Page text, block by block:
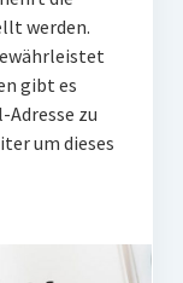
werden.
gibt es
zu
um dieses